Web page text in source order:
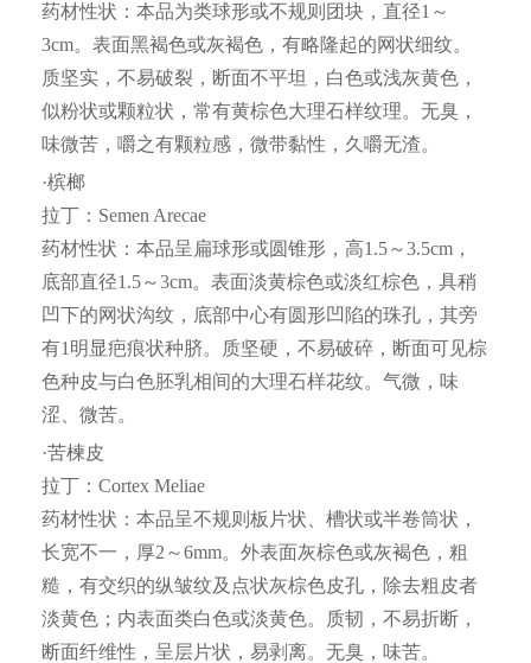
药材性状：本品为类球形或不规则团块，直径1～
3cm。表面黑褐色或灰褐色，有略隆起的网状细纹。
质坚实，不易破裂，断面不平坦，白色或浅灰黄色，
似粉状或颗粒状，常有黄棕色大理石样纹理。无臭，
味微苦，嚼之有颗粒感，微带黏性，久嚼无渣。
·槟榔
拉丁：Semen Arecae
药材性状：本品呈扁球形或圆锥形，高1.5～3.5cm，
底部直径1.5～3cm。表面淡黄棕色或淡红棕色，具稍
凹下的网状沟纹，底部中心有圆形凹陷的珠孔，其旁
有1明显疤痕状种脐。质坚硬，不易破碎，断面可见棕
色种皮与白色胚乳相间的大理石样花纹。气微，味
涩、微苦。
·苦楝皮
拉丁：Cortex Meliae
药材性状：本品呈不规则板片状、槽状或半卷筒状，
长宽不一，厚2～6mm。外表面灰棕色或灰褐色，粗
糙，有交织的纵皱纹及点状灰棕色皮孔，除去粗皮者
淡黄色；内表面类白色或淡黄色。质韧，不易折断，
断面纤维性，呈层片状，易剥离。无臭，味苦。